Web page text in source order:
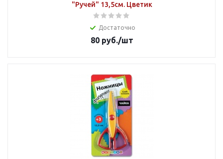
"Ручей" 13,5см. Цветик
Достаточно
80руб./шт